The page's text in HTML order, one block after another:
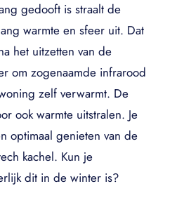
gedooft is straalt de
warmte en sfeer uit. Dat
het uitzetten van de
om zogenaamde infrarood
zelf verwarmt. De
ook warmte uitstralen. Je
optimaal genieten van de
kachel. Kun je
dit in de winter is?